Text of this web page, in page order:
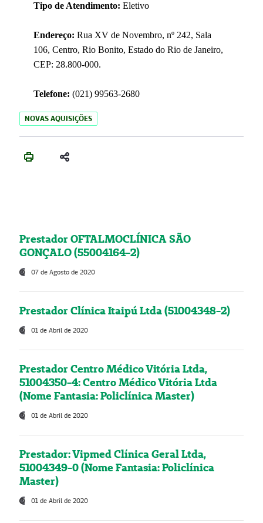
Tipo de Atendimento: Eletivo
Endereço: Rua XV de Novembro, nº 242, Sala
106, Centro, Rio Bonito, Estado do Rio de Janeiro,
CEP: 28.800-000.
Telefone: (021) 99563-2680
NOVAS AQUISIÇÕES
Prestador OFTALMOCLÍNICA SÃO
GONÇALO (55004164-2)
07 de Agosto de 2020
Prestador Clínica Itaipú Ltda (51004348-2)
01 de Abril de 2020
Prestador Centro Médico Vitória Ltda,
51004350-4: Centro Médico Vitória Ltda
(Nome Fantasia: Policlínica Master)
01 de Abril de 2020
Prestador: Vipmed Clínica Geral Ltda,
51004349-0 (Nome Fantasia: Policlínica
Master)
01 de Abril de 2020